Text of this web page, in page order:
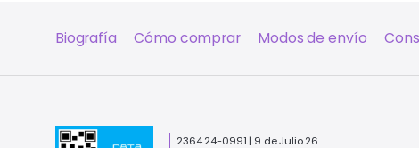
Biografía Cómo comprar Modos de envío
2364 24-0991 | 9 de Julio 26